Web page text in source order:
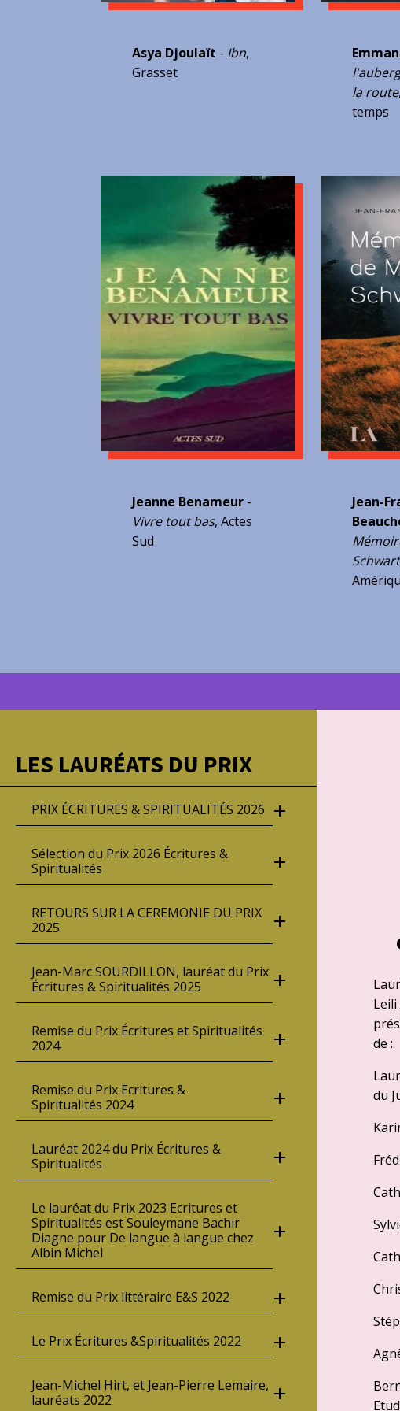
Asya Djoulaït - Ibn,
Grasset
la route
temps
Jeanne Benameur -
Vivre tout bas, Actes
Sud
Jean-
de :
du
LES LAURÉATS DU PRIX
PRIX ÉCRITURES & SPIRITUALITÉS 2026 +
Sélection du Prix 2026 Écritures &
Spiritualités
+
RETOURS SUR LA CEREMONIE DU PRIX
2025.
+
Jean-Marc SOURDILLON, lauréat du Prix
Écritures & Spiritualités 2025
+
Remise du Prix Écritures et Spiritualités
2024
+
Remise du Prix Ecritures &
Spiritualités 2024
+
Lauréat 2024 du Prix Écritures &
Spiritualités
+
Le lauréat du Prix 2023 Ecritures et
Spiritualités est Souleymane Bachir
Diagne pour De langue à langue chez
Albin Michel
+
Remise du Prix littéraire E&S 2022 +
Le Prix Écritures &Spiritualités 2022 +
Jean-Michel Hirt, et Jean-Pierre Lemaire,
lauréats 2022
+